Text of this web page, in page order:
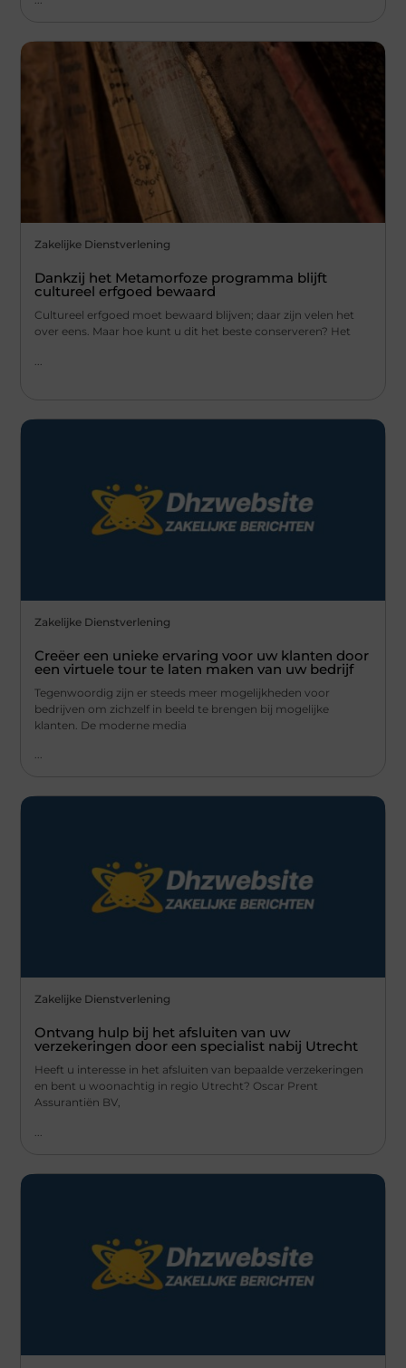
Zakelijke Dienstverlening
Dankzij het Metamorfoze programma blijft
cultureel erfgoed bewaard
Cultureel erfgoed moet bewaard blijven; daar zijn velen het
over eens. Maar hoe kunt u dit het beste conserveren? Het
Zakelijke Dienstverlening
Creëer een unieke ervaring voor uw klanten door
een virtuele tour te laten maken van uw bedrijf
Tegenwoordig zijn er steeds meer mogelijkheden voor
bedrijven om zichzelf in beeld te brengen bij mogelijke
klanten. De moderne media
...
Zakelijke Dienstverlening
Ontvang hulp bij het afsluiten van uw
verzekeringen door een specialist nabij Utrecht
Heeft u interesse in het afsluiten van bepaalde verzekeringen
en bent u woonachtig in regio Utrecht? Oscar Prent
Assurantiën BV,